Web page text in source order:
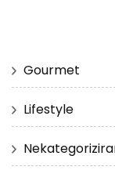
Gourmet
Lifestyle